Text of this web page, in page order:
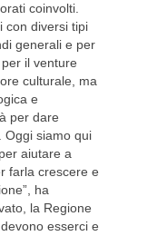
coinvolti.
con diversi tipi
generali e per
il venture
culturale, ma
e
per dare
Oggi siamo qui
aiutare a
farla crescere e
ha
la Regione
esserci e